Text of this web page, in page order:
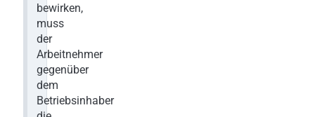
bewirken,
muss
der
Arbeitnehmer
gegenüber
dem
Betriebsinhaber